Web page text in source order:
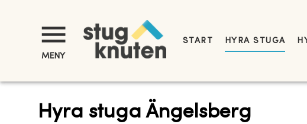
MENY
START HYRA STUGA
Hyra stuga Ängelsberg